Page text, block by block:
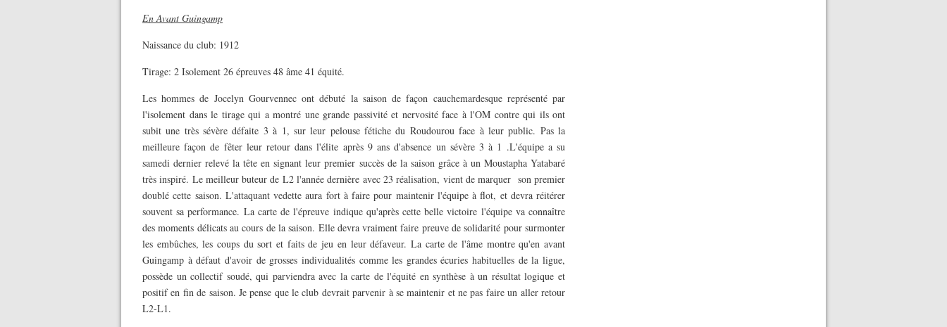
En Avant Guingamp
Naissance du club: 1912
Tirage: 2 Isolement 26 épreuves 48 âme 41 équité.
Les hommes de Jocelyn Gourvennec ont débuté la saison de façon cauchemardesque représenté par
l'isolement dans le tirage qui a montré une grande passivité et nervosité face à l'OM contre qui ils ont
subit une très sévère défaite 3 à 1, sur leur pelouse fétiche du Roudourou face à leur public. Pas la
meilleure façon de fêter leur retour dans l'élite après 9 ans d'absence un sévère 3 à 1 .L'équipe a su
samedi dernier relevé la tête en signant leur premier succès de la saison grâce à un Moustapha Yatabaré
très inspiré. Le meilleur buteur de L2 l'année dernière avec 23 réalisation, vient de marquer son premier
doublé cette saison. L'attaquant vedette aura fort à faire pour maintenir l'équipe à flot, et devra réitérer
souvent sa performance. La carte de l'épreuve indique qu'après cette belle victoire l'équipe va connaître
des moments délicats au cours de la saison. Elle devra vraiment faire preuve de solidarité pour surmonter
les embûches, les coups du sort et faits de jeu en leur défaveur. La carte de l'âme montre qu'en avant
Guingamp à défaut d'avoir de grosses individualités comme les grandes écuries habituelles de la ligue,
possède un collectif soudé, qui parviendra avec la carte de l'équité en synthèse à un résultat logique et
positif en fin de saison. Je pense que le club devrait parvenir à se maintenir et ne pas faire un aller retour
L2-L1.